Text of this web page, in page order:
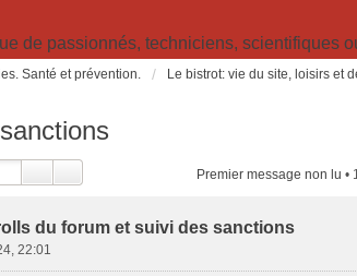
de passionnés, techniciens, scientifiques
Santé et prévention. Le bistrot: vie du site, loisirs et
Premier message non lu •
du forum et suivi des sanctions
22:01